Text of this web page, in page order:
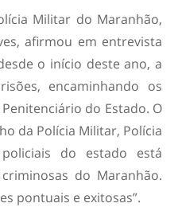
Militar do Maranhão,
afirmou em entrevista
o início deste ano, a
encaminhando os
do Estado. O
da Polícia Militar, Polícia
do estado está
do Maranhão.
pontuais e exitosas”.